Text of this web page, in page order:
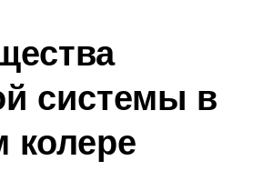
системы в
колере